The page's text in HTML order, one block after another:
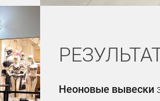
Неоновые вывески